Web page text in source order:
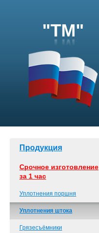
"ТМ"
Продукция
Срочное изготовление
за 1 час
Уплотнения поршня
Уплотнения штока
Грязесъёмники